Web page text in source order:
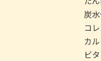
炭
コ
カ
ビ